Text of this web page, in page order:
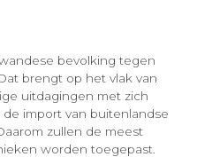
bevolking tegen
brengt op het vlak van
uitdagingen met zich
import van buitenlandse
zullen de meest
worden toegepast.